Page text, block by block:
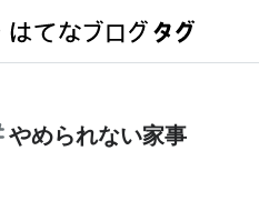
やめられない家事